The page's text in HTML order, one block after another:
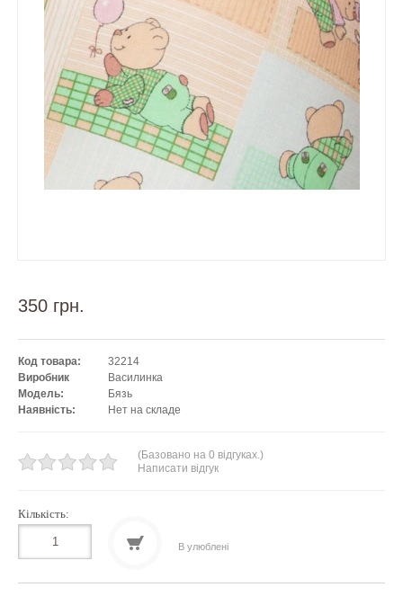
350 грн.
Код товара:
32214
Виробник
Василинка
Модель:
Бязь
Наявність:
Нет на складе
(Базовано на 0 відгуках.)
Написати відгук
Кількість:
В улюблені